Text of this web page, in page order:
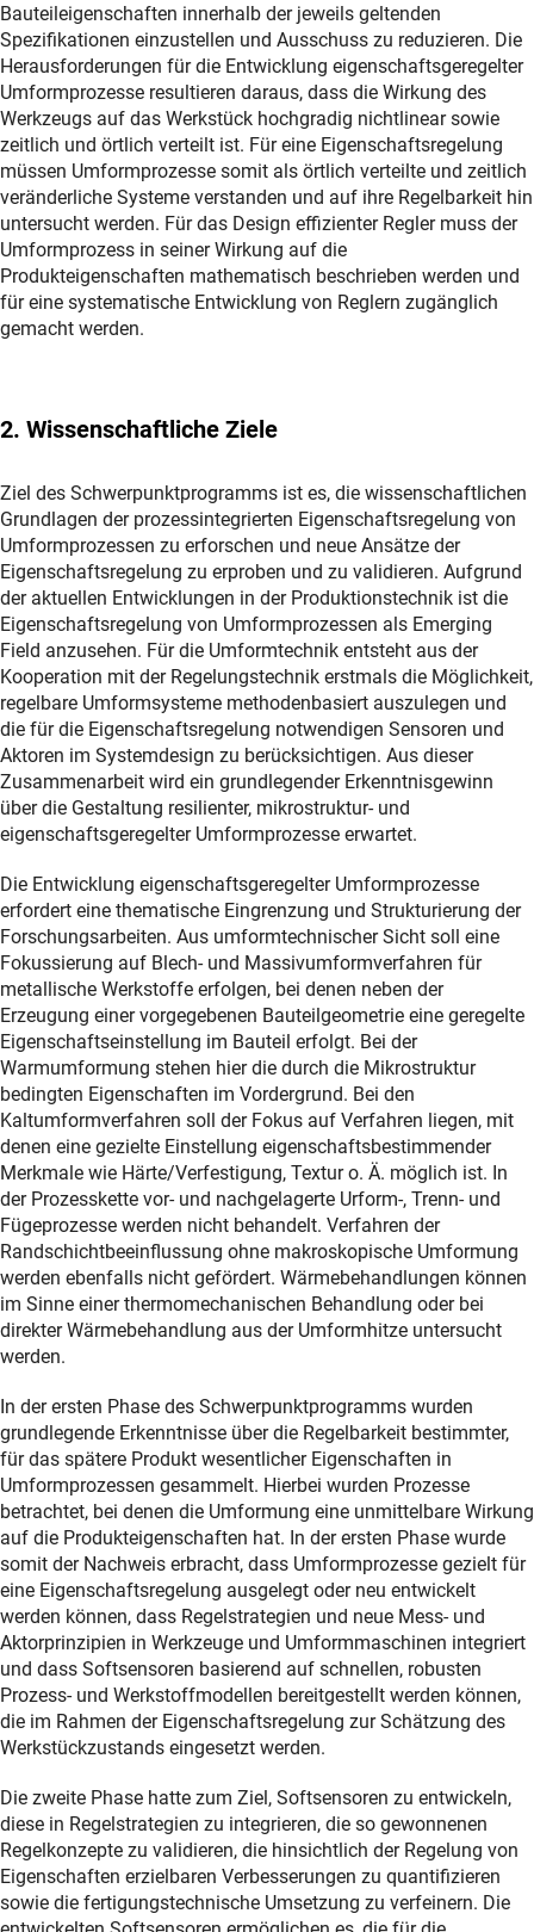
Bauteileigenschaften innerhalb der jeweils geltenden
Spezifikationen einzustellen und Ausschuss zu reduzieren. Die
Herausforderungen für die Entwicklung eigenschaftsgeregelter
Umformprozesse resultieren daraus, dass die Wirkung des
Werkzeugs auf das Werkstück hochgradig nichtlinear sowie
zeitlich und örtlich verteilt ist. Für eine Eigenschaftsregelung
müssen Umformprozesse somit als örtlich verteilte und zeitlich
veränderliche Systeme verstanden und auf ihre Regelbarkeit hin
untersucht werden. Für das Design effizienter Regler muss der
Umformprozess in seiner Wirkung auf die
Produkteigenschaften mathematisch beschrieben werden und
für eine systematische Entwicklung von Reglern zugänglich
gemacht werden.
2. Wissenschaftliche Ziele
Ziel des Schwerpunktprogramms ist es, die wissenschaftlichen
Grundlagen der prozessintegrierten Eigenschaftsregelung von
Umformprozessen zu erforschen und neue Ansätze der
Eigenschaftsregelung zu erproben und zu validieren. Aufgrund
der aktuellen Entwicklungen in der Produktionstechnik ist die
Eigenschaftsregelung von Umformprozessen als Emerging
Field anzusehen. Für die Umformtechnik entsteht aus der
Kooperation mit der Regelungstechnik erstmals die Möglichkeit,
regelbare Umformsysteme methodenbasiert auszulegen und
die für die Eigenschaftsregelung notwendigen Sensoren und
Aktoren im Systemdesign zu berücksichtigen. Aus dieser
Zusammenarbeit wird ein grundlegender Erkenntnisgewinn
über die Gestaltung resilienter, mikrostruktur- und
eigenschaftsgeregelter Umformprozesse erwartet.
Die Entwicklung eigenschaftsgeregelter Umformprozesse
erfordert eine thematische Eingrenzung und Strukturierung der
Forschungsarbeiten. Aus umformtechnischer Sicht soll eine
Fokussierung auf Blech- und Massivumformverfahren für
metallische Werkstoffe erfolgen, bei denen neben der
Erzeugung einer vorgegebenen Bauteilgeometrie eine geregelte
Eigenschaftseinstellung im Bauteil erfolgt. Bei der
Warmumformung stehen hier die durch die Mikrostruktur
bedingten Eigenschaften im Vordergrund. Bei den
Kaltumformverfahren soll der Fokus auf Verfahren liegen, mit
denen eine gezielte Einstellung eigenschaftsbestimmender
Merkmale wie Härte/Verfestigung, Textur o. Ä. möglich ist. In
der Prozesskette vor- und nachgelagerte Urform-, Trenn- und
Fügeprozesse werden nicht behandelt. Verfahren der
Randschichtbeeinflussung ohne makroskopische Umformung
werden ebenfalls nicht gefördert. Wärmebehandlungen können
im Sinne einer thermomechanischen Behandlung oder bei
direkter Wärmebehandlung aus der Umformhitze untersucht
werden.
In der ersten Phase des Schwerpunktprogramms wurden
grundlegende Erkenntnisse über die Regelbarkeit bestimmter,
für das spätere Produkt wesentlicher Eigenschaften in
Umformprozessen gesammelt. Hierbei wurden Prozesse
betrachtet, bei denen die Umformung eine unmittelbare Wirkung
auf die Produkteigenschaften hat. In der ersten Phase wurde
somit der Nachweis erbracht, dass Umformprozesse gezielt für
eine Eigenschaftsregelung ausgelegt oder neu entwickelt
werden können, dass Regelstrategien und neue Mess- und
Aktorprinzipien in Werkzeuge und Umformmaschinen integriert
und dass Softsensoren basierend auf schnellen, robusten
Prozess- und Werkstoffmodellen bereitgestellt werden können,
die im Rahmen der Eigenschaftsregelung zur Schätzung des
Werkstückzustands eingesetzt werden.
Die zweite Phase hatte zum Ziel, Softsensoren zu entwickeln,
diese in Regelstrategien zu integrieren, die so gewonnenen
Regelkonzepte zu validieren, die hinsichtlich der Regelung von
Eigenschaften erzielbaren Verbesserungen zu quantifizieren
sowie die fertigungstechnische Umsetzung zu verfeinern. Die